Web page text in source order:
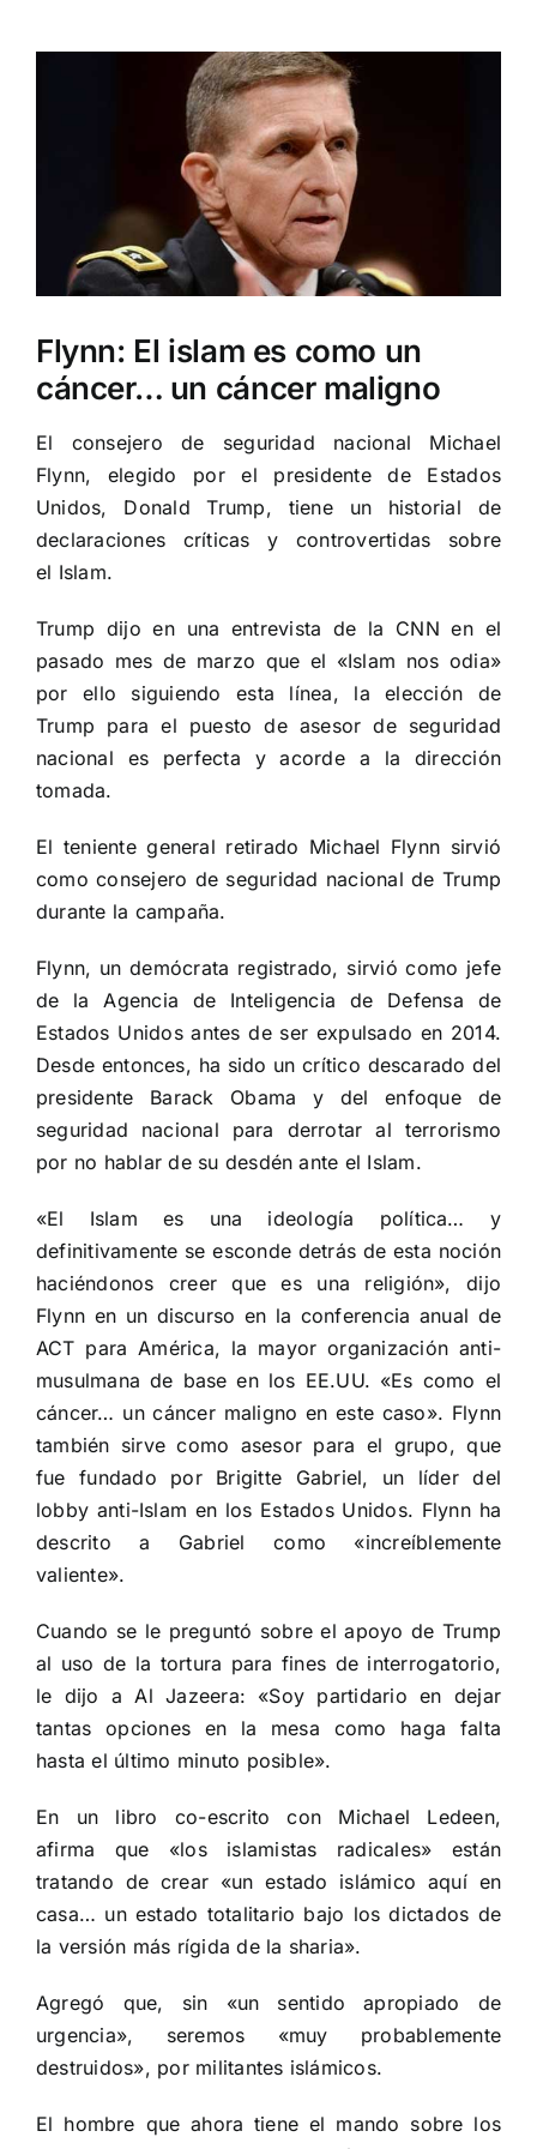
Flynn: El islam es como un
cáncer… un cáncer maligno
El consejero de seguridad nacional Michael
Flynn, elegido por el presidente de Estados
Unidos, Donald Trump, tiene un historial de
declaraciones críticas y controvertidas sobre
el Islam.
Trump dijo en una entrevista de la CNN en el
pasado mes de marzo que el «Islam nos odia»
por ello siguiendo esta línea, la elección de
Trump para el puesto de asesor de seguridad
nacional es perfecta y acorde a la dirección
tomada.
El teniente general retirado Michael Flynn sirvió
como consejero de seguridad nacional de Trump
durante la campaña.
Flynn, un demócrata registrado, sirvió como jefe
de la Agencia de Inteligencia de Defensa de
Estados Unidos antes de ser expulsado en 2014.
Desde entonces, ha sido un crítico descarado del
presidente Barack Obama y del enfoque de
seguridad nacional para derrotar al terrorismo
por no hablar de su desdén ante el Islam.
«El Islam es una ideología política… y
definitivamente se esconde detrás de esta noción
haciéndonos creer que es una religión», dijo
Flynn en un discurso en la conferencia anual de
ACT para América, la mayor organización anti-
musulmana de base en los EE.UU. «Es como el
cáncer… un cáncer maligno en este caso». Flynn
también sirve como asesor para el grupo, que
fue fundado por Brigitte Gabriel, un líder del
lobby anti-Islam en los Estados Unidos. Flynn ha
descrito a Gabriel como «increíblemente
valiente».
Cuando se le preguntó sobre el apoyo de Trump
al uso de la tortura para fines de interrogatorio,
le dijo a Al Jazeera: «Soy partidario en dejar
tantas opciones en la mesa como haga falta
hasta el último minuto posible».
En un libro co-escrito con Michael Ledeen,
afirma que «los islamistas radicales» están
tratando de crear «un estado islámico aquí en
casa… un estado totalitario bajo los dictados de
la versión más rígida de la sharia».
Agregó que, sin «un sentido apropiado de
urgencia», seremos «muy probablemente
destruidos», por militantes islámicos.
El hombre que ahora tiene el mando sobre los